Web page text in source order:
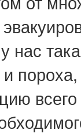
нас